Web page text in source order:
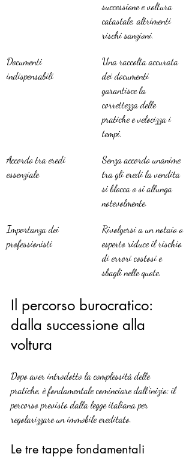
successione e voltura
catastale, altrimenti
rischi sanzioni.
Documenti
indispensabili
Una raccolta accurata
dei documenti
garantisce la
correttezza delle
pratiche e velocizza i
tempi.
Accordo tra eredi
essenziale
Senza accordo unanime
tra gli eredi la vendita
si blocca o si allunga
notevolmente.
Importanza dei
professionisti
Rivolgersi a un notaio o
esperto riduce il rischio
di errori costosi e
sbagli nelle quote.
Il percorso burocratico:
dalla successione alla
voltura
Dopo aver introdotto la complessità delle
pratiche, è fondamentale cominciare dall’inizio: il
percorso previsto dalla legge italiana per
regolarizzare un immobile ereditato.
Le tre tappe fondamentali